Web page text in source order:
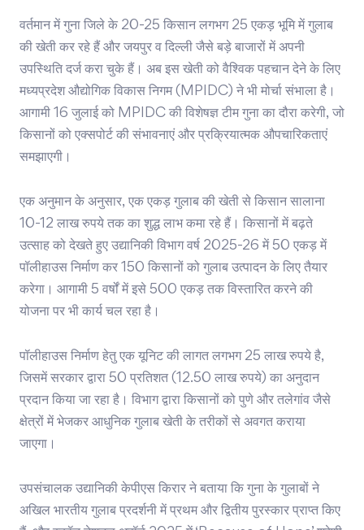
वर्तमान में गुना जिले के 20-25 किसान लगभग 25 एकड़ भूमि में गुलाब
की खेती कर रहे हैं और जयपुर व दिल्ली जैसे बड़े बाजारों में अपनी
उपस्थिति दर्ज करा चुके हैं। अब इस खेती को वैश्विक पहचान देने के लिए
मध्यप्रदेश औद्योगिक विकास निगम (MPIDC) ने भी मोर्चा संभाला है।
आगामी 16 जुलाई को MPIDC की विशेषज्ञ टीम गुना का दौरा करेगी, जो
किसानों को एक्सपोर्ट की संभावनाएं और प्रक्रियात्मक औपचारिकताएं
समझाएगी।
एक अनुमान के अनुसार, एक एकड़ गुलाब की खेती से किसान सालाना
10-12 लाख रुपये तक का शुद्ध लाभ कमा रहे हैं। किसानों में बढ़ते
उत्साह को देखते हुए उद्यानिकी विभाग वर्ष 2025-26 में 50 एकड़ में
पॉलीहाउस निर्माण कर 150 किसानों को गुलाब उत्पादन के लिए तैयार
करेगा। आगामी 5 वर्षों में इसे 500 एकड़ तक विस्तारित करने की
योजना पर भी कार्य चल रहा है।
पॉलीहाउस निर्माण हेतु एक यूनिट की लागत लगभग 25 लाख रुपये है,
जिसमें सरकार द्वारा 50 प्रतिशत (12.50 लाख रुपये) का अनुदान
प्रदान किया जा रहा है। विभाग द्वारा किसानों को पुणे और तलेगांव जैसे
क्षेत्रों में भेजकर आधुनिक गुलाब खेती के तरीकों से अवगत कराया
जाएगा।
उपसंचालक उद्यानिकी केपीएस किरार ने बताया कि गुना के गुलाबों ने
अखिल भारतीय गुलाब प्रदर्शनी में प्रथम और द्वितीय पुरस्कार प्राप्त किए